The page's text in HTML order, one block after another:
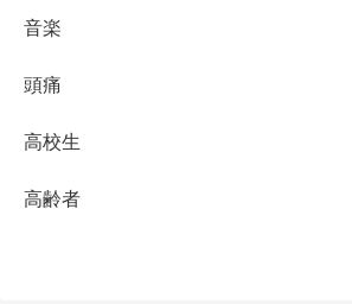
音楽
頭痛
高校生
高齢者